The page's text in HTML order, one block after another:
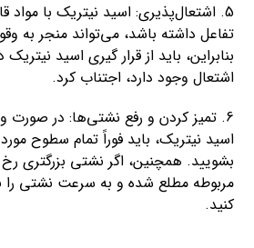
5. اشتعال‌پذیری: اسید نیتریک با مواد
تفاعل داشته باشد، می‌تواند منجر به
بنابراین، باید از قرار گیری اسید
اشتعال وجود دارد، اجتناب کرد.
6. تمیز کردن و رفع نشتی‌ها: در
اسید نیتریک، باید فوراً تمام سطوح
بشویید. همچنین، اگر نشتی بزرگتری
مربوطه مطلع شده و به سرعت نشتی را
کنید.